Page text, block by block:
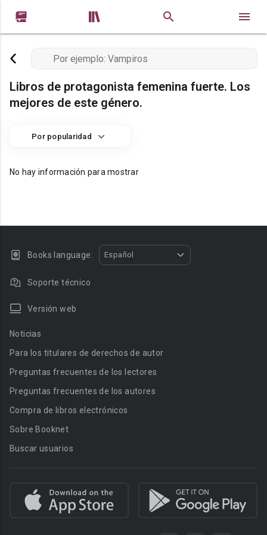
 
Libros de protagonista femenina fuerte. Los
mejores de este género.
Por popularidad
No hay información para mostrar
Books language: Español
Soporte técnico
Versión web
Noticias
Para los titulares de derechos de autor
Preguntas frecuentes de los lectores
Preguntas frecuentes de los autores
Compra de libros electrónicos
Sobre Booknet
Buscar usuarios